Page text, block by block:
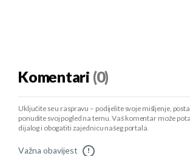
Komentari (0)
Uključite se u raspravu – podijelite svoje mišljenje,
ponudite svoj pogled na temu. Vaš komentar može
dijalog i obogatiti zajednicu našeg portala.
Važna obavijest !